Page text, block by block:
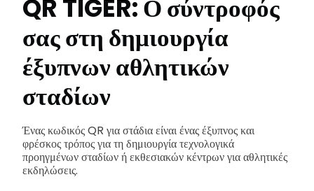
QR TIGER: Ο σύντροφός
σας στη δημιουργία
έξυπνων αθλητικών
σταδίων
Ένας κωδικός QR για στάδια είναι ένας έξυπνος και
φρέσκος τρόπος για τη δημιουργία τεχνολογικά
προηγμένων σταδίων ή εκθεσιακών κέντρων για αθλητικές
εκδηλώσεις.